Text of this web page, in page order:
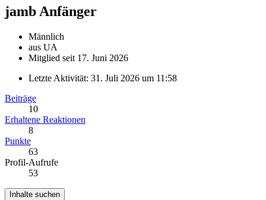
jamb Anfänger
Männlich
aus UA
Mitglied seit 17. Juni 2026
Letzte Aktivität: 31. Juli 2026 um 11:58
Beiträge
10
Erhaltene Reaktionen
8
Punkte
63
Profil-Aufrufe
53
Inhalte suchen